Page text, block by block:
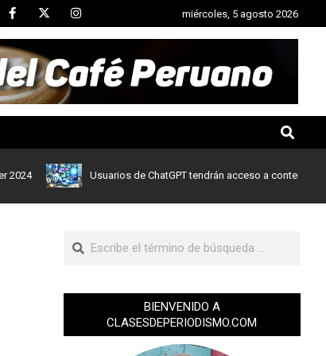
miércoles, 5 agosto 2026
Usuarios de ChatGPT tendrán acceso a contenidos de
BIENVENIDO A
CLASESDEPERIODISMO.COM